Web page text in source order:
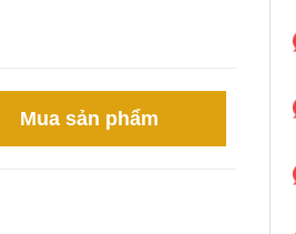
Mua sản phẩm